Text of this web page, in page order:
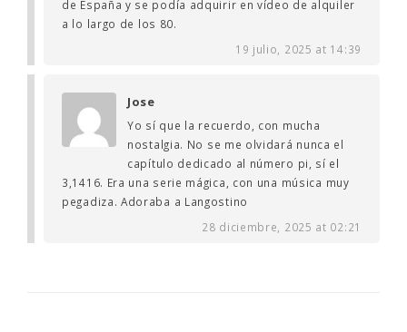
de España y se podía adquirir en vídeo de alquiler
a lo largo de los 80.
19 julio, 2025 at 14:39
Jose
Yo sí que la recuerdo, con mucha
nostalgia. No se me olvidará nunca el
capítulo dedicado al número pi, sí el
3,1416. Era una serie mágica, con una música muy
pegadiza. Adoraba a Langostino
28 diciembre, 2025 at 02:21